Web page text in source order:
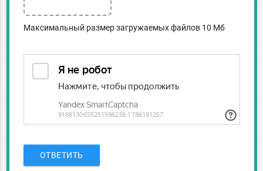
Максимальный размер загружаемых файлов 10 Мб
ОТВЕТИТЬ